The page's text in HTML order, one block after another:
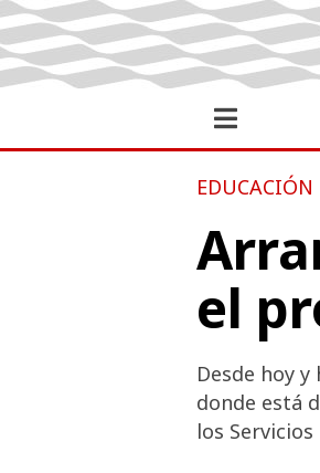
EDUCACIÓN
el
Desde hoy
donde está
los